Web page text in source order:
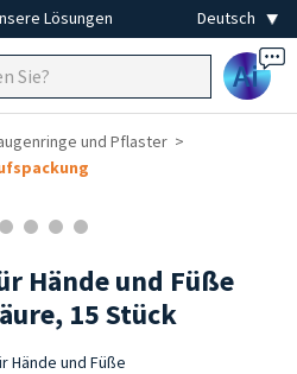
Lösungen
Ai
und Pflaster
Hände und Füße
15 Stück
Hände und Füße